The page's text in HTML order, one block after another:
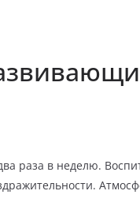
раза в неделю.